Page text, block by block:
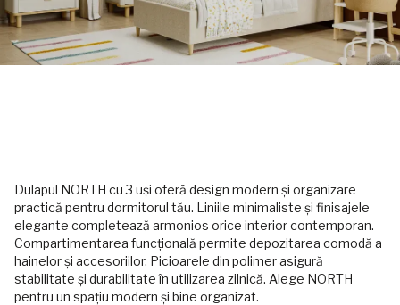
Dulapul NORTH cu 3 uși oferă design modern și organizare
practică pentru dormitorul tău. Liniile minimaliste și finisajele
elegante completează armonios orice interior contemporan.
Compartimentarea funcțională permite depozitarea comodă a
hainelor și accesoriilor. Picioarele din polimer asigură
stabilitate și durabilitate în utilizarea zilnică. Alege NORTH
pentru un spațiu modern și bine organizat.